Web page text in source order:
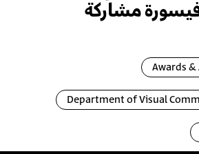
مشاركة
Awards &
Department of Visual